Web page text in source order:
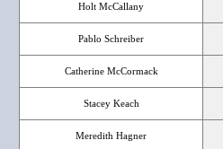
Holt McCallany
Pablo Schreiber
Catherine McCormack
Stacey Keach
Meredith Hagner